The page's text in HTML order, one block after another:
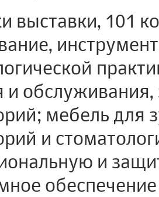
выставки, 101
и обслуживания,
мебель для
и
и